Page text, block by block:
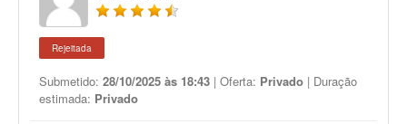
Rejeitada
Submetido: 28/10/2025 às 18:43 | Oferta: Privado | Duração
estimada: Privado